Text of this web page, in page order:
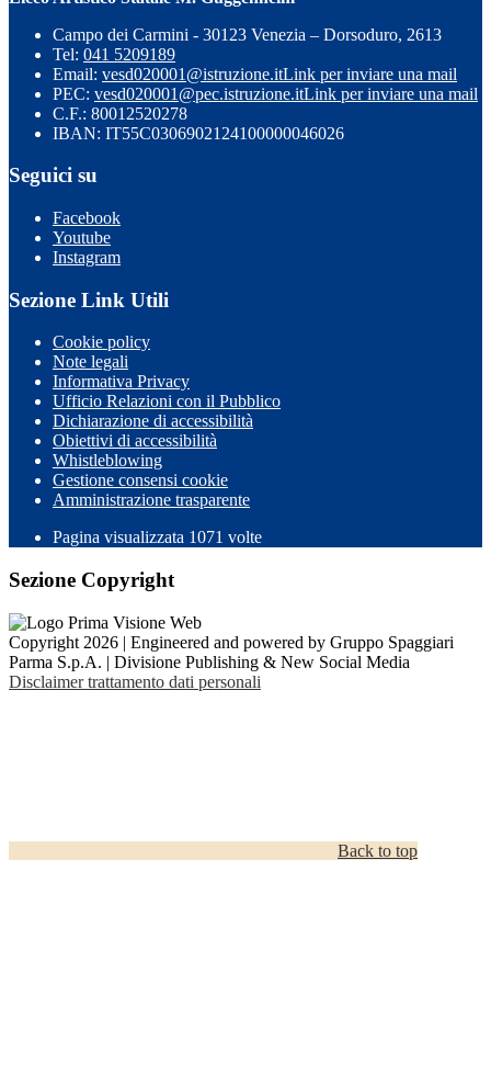
Campo dei Carmini - 30123 Venezia – Dorsoduro, 2613
Tel: 041 5209189
Email: vesd020001@istruzione.itLink per inviare una mail
PEC: vesd020001@pec.istruzione.itLink per inviare una mail
C.F.: 80012520278
IBAN: IT55C0306902124100000046026
Seguici su
Facebook
Youtube
Instagram
Sezione Link Utili
Cookie policy
Note legali
Informativa Privacy
Ufficio Relazioni con il Pubblico
Dichiarazione di accessibilità
Obiettivi di accessibilità
Whistleblowing
Gestione consensi cookie
Amministrazione trasparente
Pagina visualizzata 1071 volte
Sezione Copyright
Copyright 2026 | Engineered and powered by Gruppo Spaggiari
Parma S.p.A. | Divisione Publishing & New Social Media
Disclaimer trattamento dati personali
Back to top